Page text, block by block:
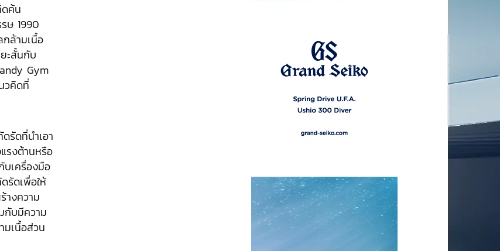
ดค้น
ษ 1990
กล้ามเนื้อ
ะสั้นกับ
Gym
วคิดที่
รัดที่นำเอา
รงต้านหรือ
บเครื่องมือ
รัดเพื่อให้
างความ
กับมีความ
มเนื้อส่วน